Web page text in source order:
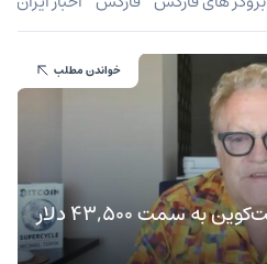
مایکل ترپین: متاسفم، بیت‌کوین به سمت ۴۳,۵۰۰ دلار
خواندن مطلب